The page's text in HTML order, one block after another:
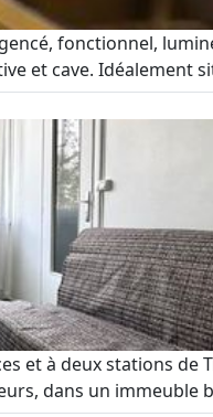
fonctionnel,
et cave. Idéalement
et à deux stations
dans un